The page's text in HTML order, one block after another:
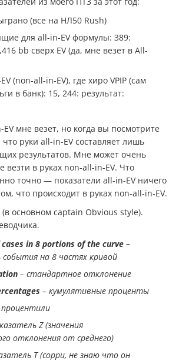
(все на НЛ50 Rush)
для all-in-EV формулы: 389:
bb сверх EV (да, мне везет в All-
(non-all-in-EV), где хиро VPIP (сам
в банк): 15, 244: результат:
мне везет, но когда вы посмотрите
руки all-in-EV составляет лишь
результатов. Мне может очень
везти в руках non-all-in-EV. Что
точно — показатели all-in-EV ничего
что происходит в руках non-all-in-EV.
основном captain Obvious style).
in 8 portions of the curve –
на 8 частях кривой
– стандартное отклонение
– кумулятивные проценты
процентили
Z (значения
отклонения от среднего)
Т (сорри, не знаю что он